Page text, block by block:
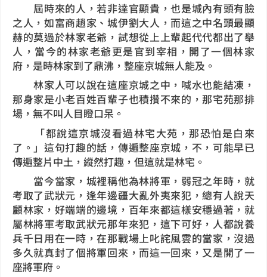
屆時來的人，若非達官顯貴，也是城內有頭有臉
之人，如富商趙家、城伊劉大人，而這之中名頭最顯
赫的莫過於林家老爺，試想從上上輩起代代都出了舉
人，當今的林家老爺更是官到宰相，開了一個林家
府，是時林家到了鼎沸，整座京城無人能及。
林家人可以說在這座京城之中，喊水也能結凍，
那身家是小老百姓百輩子也積攢不來的，那宅苑那排
場，無不叫人目瞪口呆。
「都說這京城沒看過林宅大苑，那恐怕是白來
了。」這句打趣的話，傳遍整座京城，不，可能早已
傳遍整片中土，縱然打趣，但這就是林宅。
當今當家，城裡稱他為林將軍，弱冠之年時，就
考取了武狀元，逢年邊疆大亂外夷來犯，總有人說天
顧林家，好端端的邊境，百年來都這樣安穩過著，就
屬林將軍考取武狀元那年來犯，這下可好，人都說養
兵千日用在一時，在那戰場上叱詫風雲的當家，沒過
多久就真封了個將軍回來，而這一回來，又是開了一
座將軍府。